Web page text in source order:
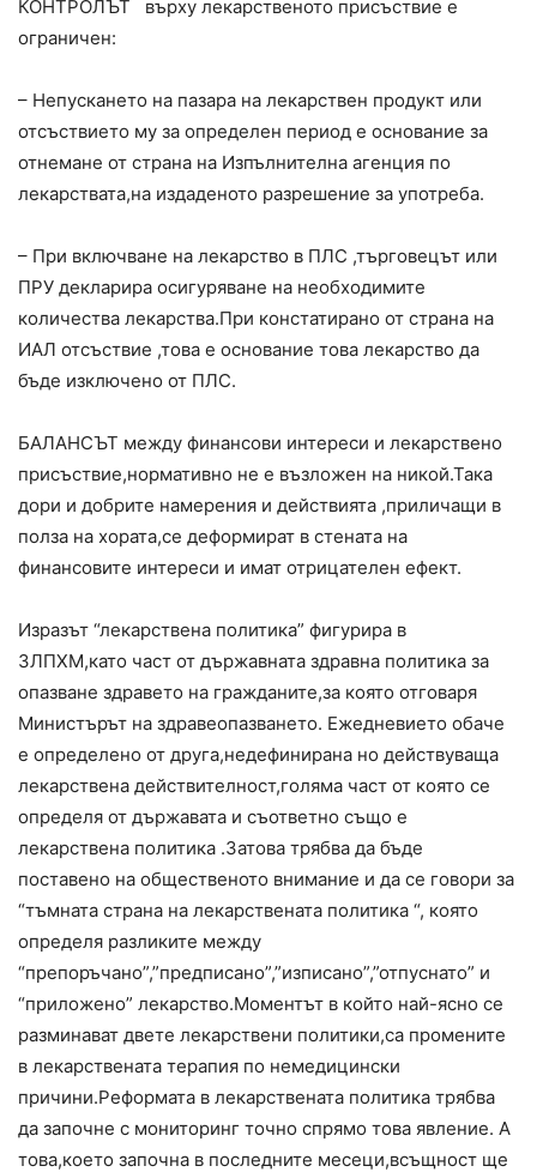
КОНТРОЛЪТ върху лекарственото присъствие е
ограничен:
– Непускането на пазара на лекарствен продукт или
отсъствието му за определен период е основание за
отнемане от страна на Изпълнителна агенция по
лекарствата,на издаденото разрешение за употреба.
– При включване на лекарство в ПЛС ,търговецът или
ПРУ декларира осигуряване на необходимите
количества лекарства.При констатирано от страна на
ИАЛ отсъствие ,това е основание това лекарство да
бъде изключено от ПЛС.
БАЛАНСЪТ между финансови интереси и лекарствено
присъствие,нормативно не е възложен на никой.Така
дори и добрите намерения и действията ,приличащи в
полза на хората,се деформират в стената на
финансовите интереси и имат отрицателен ефект.
Изразът “лекарствена политика” фигурира в
ЗЛПХМ,като част от държавната здравна политика за
опазване здравето на гражданите,за която отговаря
Министърът на здравеопазването. Ежедневието обаче
е определено от друга,недефинирана но действуваща
лекарствена действителност,голяма част от която се
определя от държавата и съответно също е
лекарствена политика .Затова трябва да бъде
поставено на общественото внимание и да се говори за
“тъмната страна на лекарствената политика “, която
определя разликите между
“препоръчано”,”предписано”,”изписано”,”отпуснато” и
“приложено” лекарство.Моментът в който най-ясно се
разминават двете лекарствени политики,са промените
в лекарствената терапия по немедицински
причини.Реформата в лекарствената политика трябва
да започне с мониторинг точно спрямо това явление. А
това,което започна в последните месеци,всъщност ще